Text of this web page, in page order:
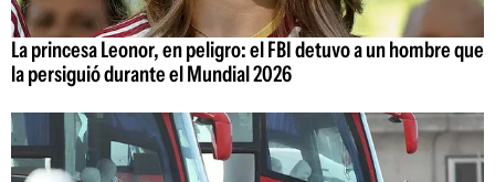
La princesa Leonor, en peligro: el FBI detuvo a un hombre que
la persiguió durante el Mundial 2026